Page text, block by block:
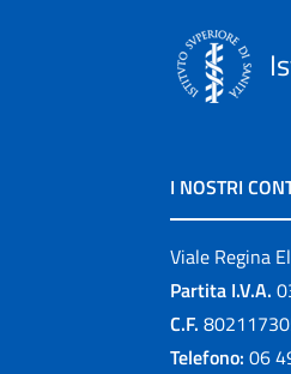
I NOSTRI
Viale Regina
Partita I.V.A.
C.F.
Telefono: 06